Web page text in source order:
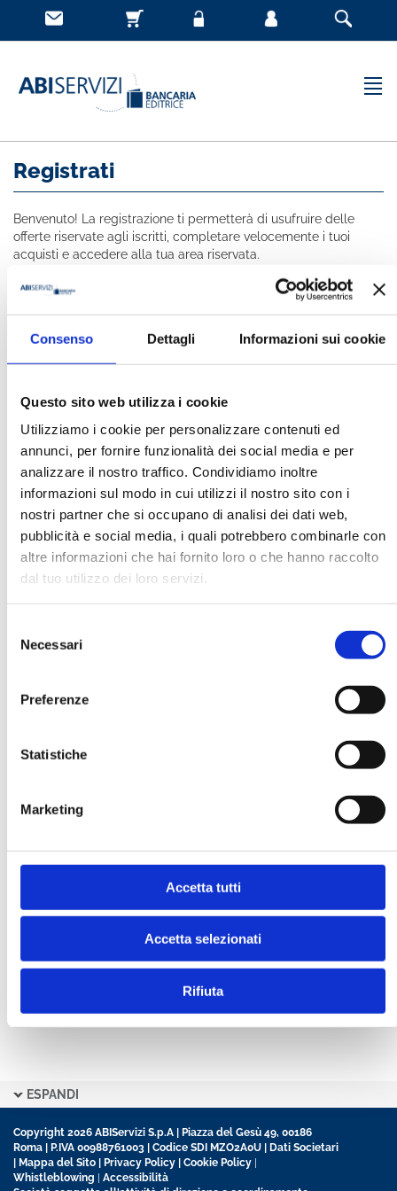
Consenso Dettagli Informazioni sui cookie
Questo sito web utilizza i cookie
Utilizziamo i cookie per personalizzare contenuti ed
annunci, per fornire funzionalità dei social media e per
analizzare il nostro traffico. Condividiamo inoltre
informazioni sul modo in cui utilizzi il nostro sito con i
nostri partner che si occupano di analisi dei dati web,
pubblicità e social media, i quali potrebbero combinarle con
altre informazioni che hai fornito loro o che hanno raccolto
dal tuo utilizzo dei loro servizi.
delNecessari
Preferenze
Statistiche
Marketing
Accetta tutti
Accetta selezionati
Rifiuta
Registrati
Benvenuto! La registrazione ti permetterà di usufruire delle
offerte riservate agli iscritti, completare velocemente i tuoi
acquisti e accedere alla tua area riservata.
Tutti i campi indicati con * sono obbligatori
DATA DI NASCITA *
E-MAIL *
AZIENDA
FUNZIONE AZIENDALE
Ho letto e accetto l’informativa sulla
Ho preso visione delleCondizioni Generalidi
contratto disciplinanti il sito
ESPANDI
Copyright 2026 ABIServizi S.p.A | Piazza del Gesù 49, 00186
Roma | P.IVA 00988761003 | Codice SDI MZO2A0U | Dati Societari
| Mappa del Sito | Privacy Policy | Cookie Policy |
Whistleblowing | Accessibilità